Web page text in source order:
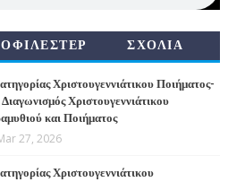
ΣΧΟΛΙΑ
Χριστουγεννιάτικου Ποιήματος-
Χριστουγεννιάτικου
και Ποιήματος
27, 2026
Χριστουγεννιάτικου